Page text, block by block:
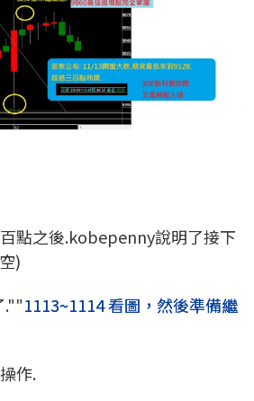
點之後.kobepenny說明了接下
)
.""1113~1114 看圖，然後準備繼
作.